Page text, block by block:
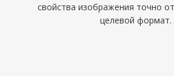
свойства изображения точно
целевой формат.